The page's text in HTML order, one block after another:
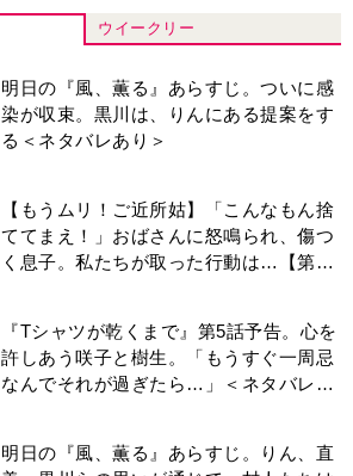
ウイークリー
明日の『風、薫る』あらすじ。ついに感
染が収束。黒川は、りんにある提案をす
る＜ネタバレあり＞
【もうムリ！ご近所姑】「こんなもん捨
ててまえ！」おばさんに怒鳴られ、傷つ
く息子。私たちが取った行動は…【第3
『Tシャツが乾くまで』第5話予告。心を
許しあう咲子と樹生。「もうすぐ一周忌
なんでそれが過ぎたら…」＜ネタバレあ
明日の『風、薫る』あらすじ。りん、直